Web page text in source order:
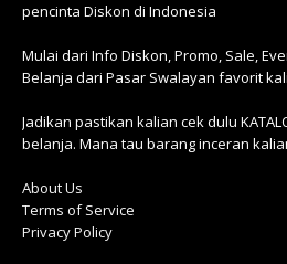
pencinta Diskon di Indonesia
Mulai dari Info Diskon, Promo, Sale,
Belanja dari Pasar Swalayan favorit
Jadikan pastikan kalian cek dulu
belanja. Mana tau barang inceran
About Us
Terms of Service
Privacy Policy